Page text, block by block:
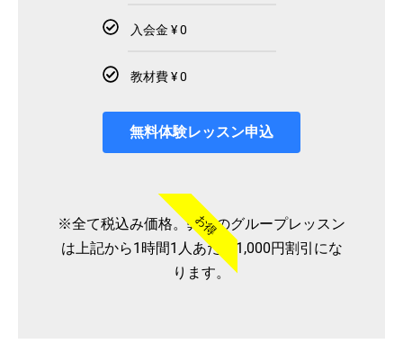
入会金 ¥ 0
教材費 ¥ 0
無料体験レッスン申込
お得
※全て税込み価格。弊社のグループレッスン
は上記から1時間1人あたり1,000円割引にな
ります。